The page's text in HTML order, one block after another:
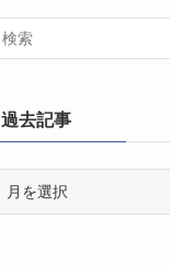
過去記事